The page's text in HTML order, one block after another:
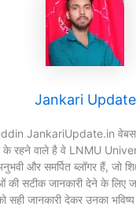
Jankari Update
JankariUpdate.in
के रहने वाले है वे LNMU
और समर्पित ब्लॉगर हैं, जो
की सटीक जानकारी देने के लिए
सही जानकारी देकर उनका